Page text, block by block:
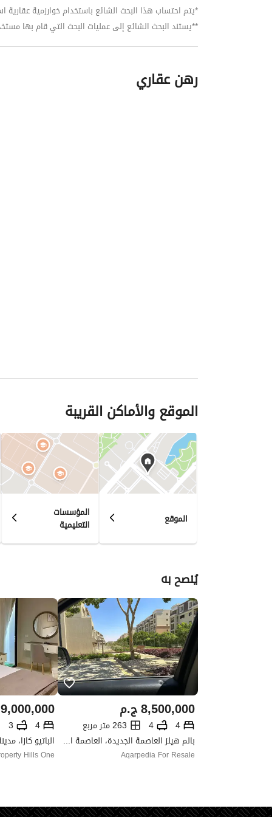
*يتم احتساب هذا البحث الشائع باستخدام خوارزمية عقارية
**يستند البحث الشائع إلى عمليات البحث التي قام بها مستخدمي
رهن عقاري
الموقع والأماكن القريبة
الموقع المؤسسات
التعليمية
يُنصح به
ج.م8,500,000
4
4
263 متر مربع
بالم هيلز العاصمة الجديدة، العاصمة الإدارية الجديدة، القاهرة
Aqarpedia For Resale
9,000,000
4
3
الباتيو كازا،
Hills One